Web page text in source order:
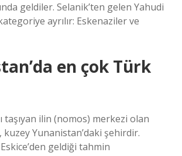
geldiler. Selanik’ten gelen Yahudi
ayrılır: Eskenaziler ve
en çok Türk
taşıyan ilin (nomos) merkezi olan
kuzey Yunanistan’daki şehirdir.
geldiği tahmin